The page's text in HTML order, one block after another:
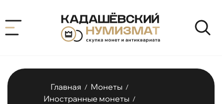
Главная / Монеты /
Иностранные монеты /